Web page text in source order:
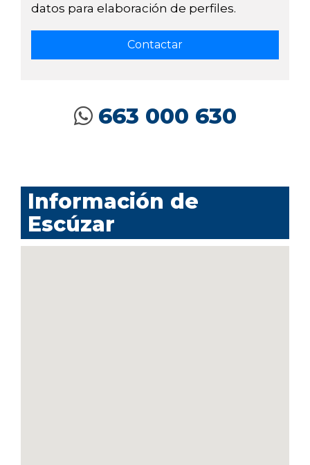
datos para elaboración de perfiles.
663 000 630
Información de
Escúzar